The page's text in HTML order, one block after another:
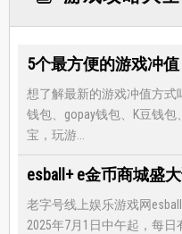
想了解最新的游戏冲值方式
钱包、gopay钱包、K豆钱包
宝，玩游...
老字号线上娱乐游戏网
2025年7月1日中午起，每